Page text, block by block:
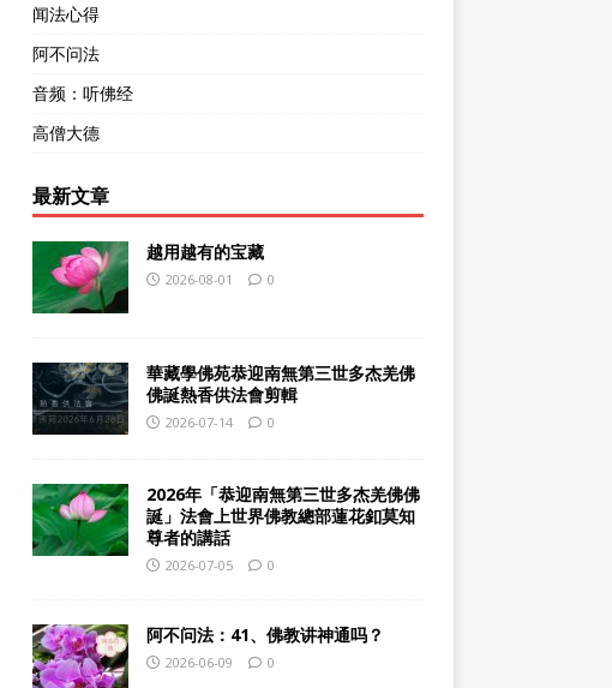
闻法心得
阿不问法
音频：听佛经
高僧大德
最新文章
越用越有的宝藏
2026-08-01 0
華藏學佛苑恭迎南無第三世多杰羌佛
佛誕熱香供法會剪輯
2026-07-14 0
2026年「恭迎南無第三世多杰羌佛佛
誕」法會上世界佛教總部蓮花釦莫知
尊者的講話
2026-07-05 0
阿不问法：41、佛教讲神通吗？
2026-06-09 0